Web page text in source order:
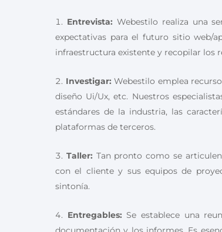
Entrevista: Webestilo realiza una
expectativas para el futuro sitio web/
infraestructura existente y recopilar los
Investigar: Webestilo emplea
diseño Ui/Ux, etc. Nuestros
estándares de la industria, las
plataformas de terceros.
Taller: Tan pronto como se
con el cliente y sus equipos de
sintonía.
Entregables: Se establece una